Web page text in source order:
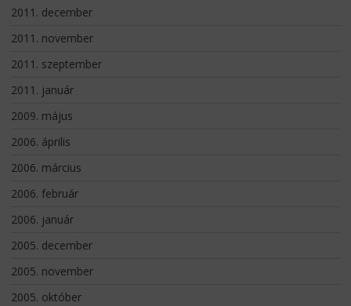
2011. december
2011. november
2011. szeptember
2011. január
2009. május
2006. április
2006. március
2006. február
2006. január
2005. december
2005. november
2005. október